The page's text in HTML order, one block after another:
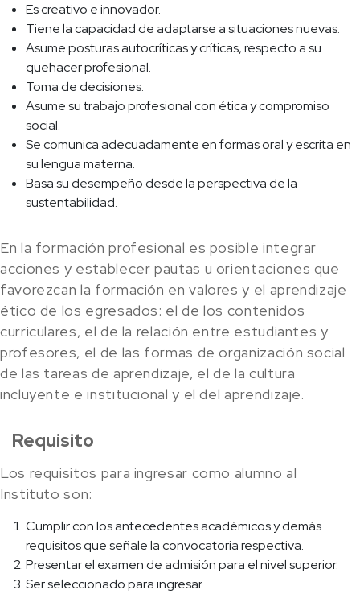
Es creativo e innovador.
Tiene la capacidad de adaptarse a situaciones nuevas.
Asume posturas autocríticas y críticas, respecto a su
quehacer profesional.
Toma de decisiones.
Asume su trabajo profesional con ética y compromiso
social.
Se comunica adecuadamente en formas oral y escrita en
su lengua materna.
Basa su desempeño desde la perspectiva de la
sustentabilidad.
En la formación profesional es posible integrar
acciones y establecer pautas u orientaciones que
favorezcan la formación en valores y el aprendizaje
ético de los egresados: el de los contenidos
curriculares, el de la relación entre estudiantes y
profesores, el de las formas de organización social
de las tareas de aprendizaje, el de la cultura
incluyente e institucional y el del aprendizaje.
Requisito
Los requisitos para ingresar como alumno al
Instituto son:
Cumplir con los antecedentes académicos y demás
requisitos que señale la convocatoria respectiva.
Presentar el examen de admisión para el nivel superior.
Ser seleccionado para ingresar.